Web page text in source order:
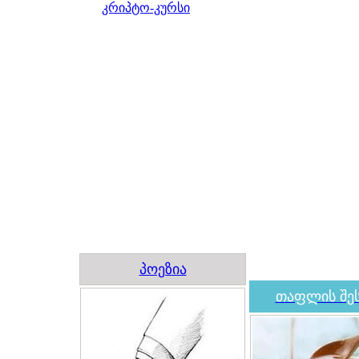
კრიპტო-კურსი
პოეზია
თაფლის